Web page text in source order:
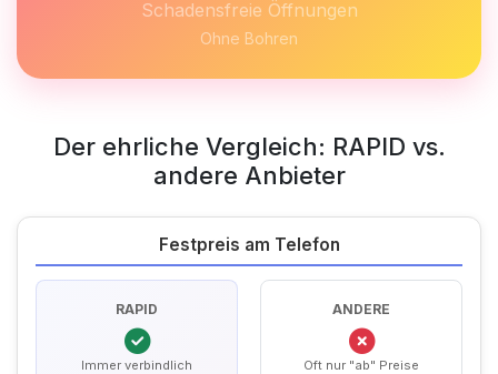
Schadensfreie Öffnungen
Ohne Bohren
Der ehrliche Vergleich: RAPID vs.
andere Anbieter
Festpreis am Telefon
RAPID
Immer verbindlich
ANDERE
Oft nur "ab" Preise